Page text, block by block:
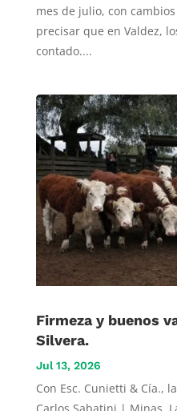
mes de julio, con
precisar que en Valdez,
contado....
Firmeza y buenos
Silvera.
Jul 13, 2026
Con Esc. Cunietti & Cía.,